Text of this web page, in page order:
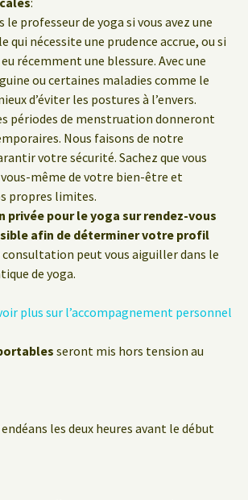
professeur de yoga si vous avez une
qui nécessite une prudence accrue, ou si
récemment une blessure. Avec une
ou certaines maladies comme le
d’éviter les postures à l’envers.
périodes de menstruation donneront
Nous faisons de notre
votre sécurité. Sachez que vous
même de votre bien-être et
propres limites.
privée pour le yoga sur rendez-vous
afin de déterminer votre profil
peut vous aiguiller dans le
de yoga.
plus sur l’accompagnement personnel
seront mis hors tension au
les deux heures avant le début